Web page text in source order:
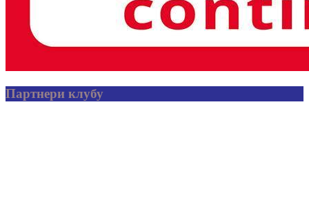
Партнери клубу